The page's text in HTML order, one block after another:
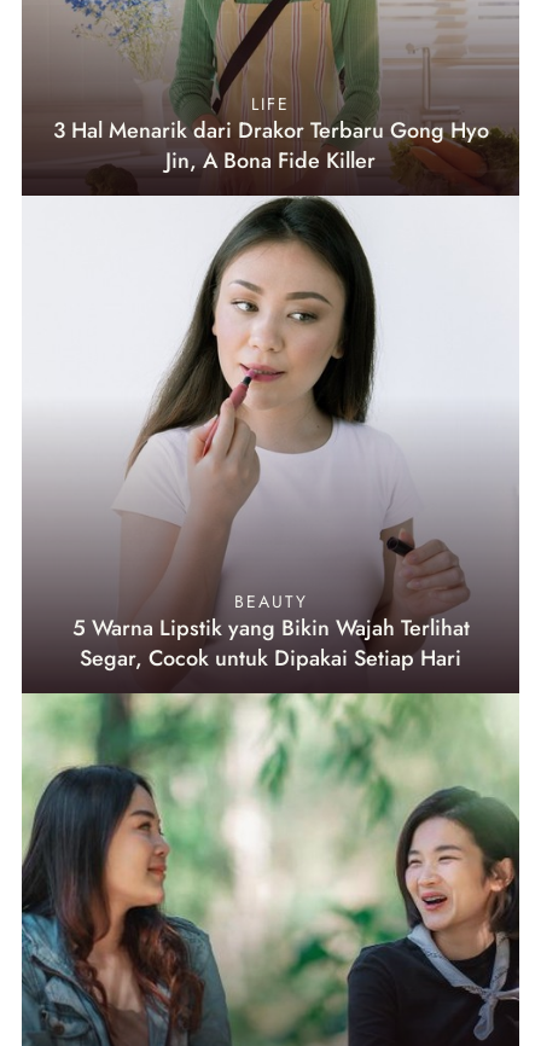
LIFE
3 Hal Menarik dari Drakor Terbaru Gong Hyo
Jin, A Bona Fide Killer
BEAUTY
5 Warna Lipstik yang Bikin Wajah Terlihat
Segar, Cocok untuk Dipakai Setiap Hari